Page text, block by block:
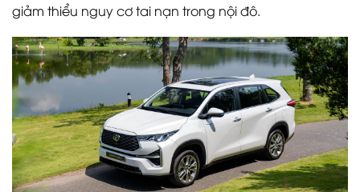
giảm thiểu nguy cơ tai nạn trong nội đô.